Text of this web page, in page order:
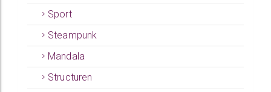
Sport
Steampunk
Mandala
Structuren